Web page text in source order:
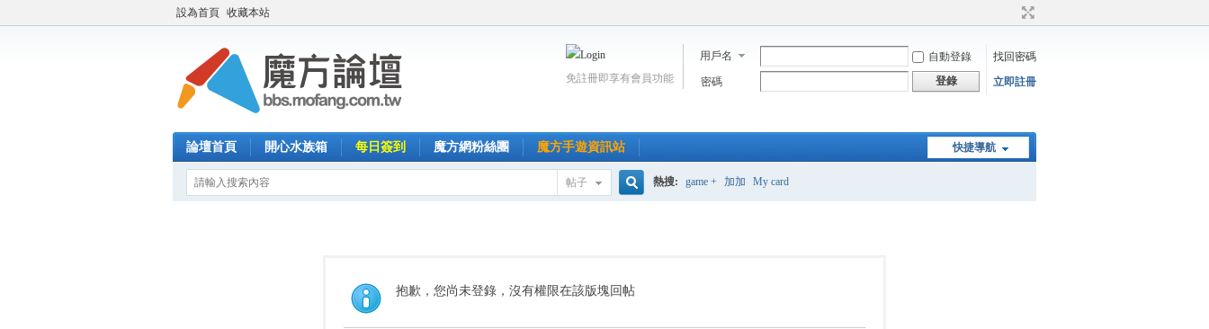
設為首頁 收藏本站
用戶名 自動登錄
找回密碼
密碼
登錄 立即註冊
免註冊即享有會員功能
快捷導航
論壇首頁 開心水族箱 每日簽到 魔方網粉絲團 魔方手遊資訊站
帖子
索
熱搜: game + 加加 My card
抱歉，您尚未登錄，沒有權限在該版塊回帖